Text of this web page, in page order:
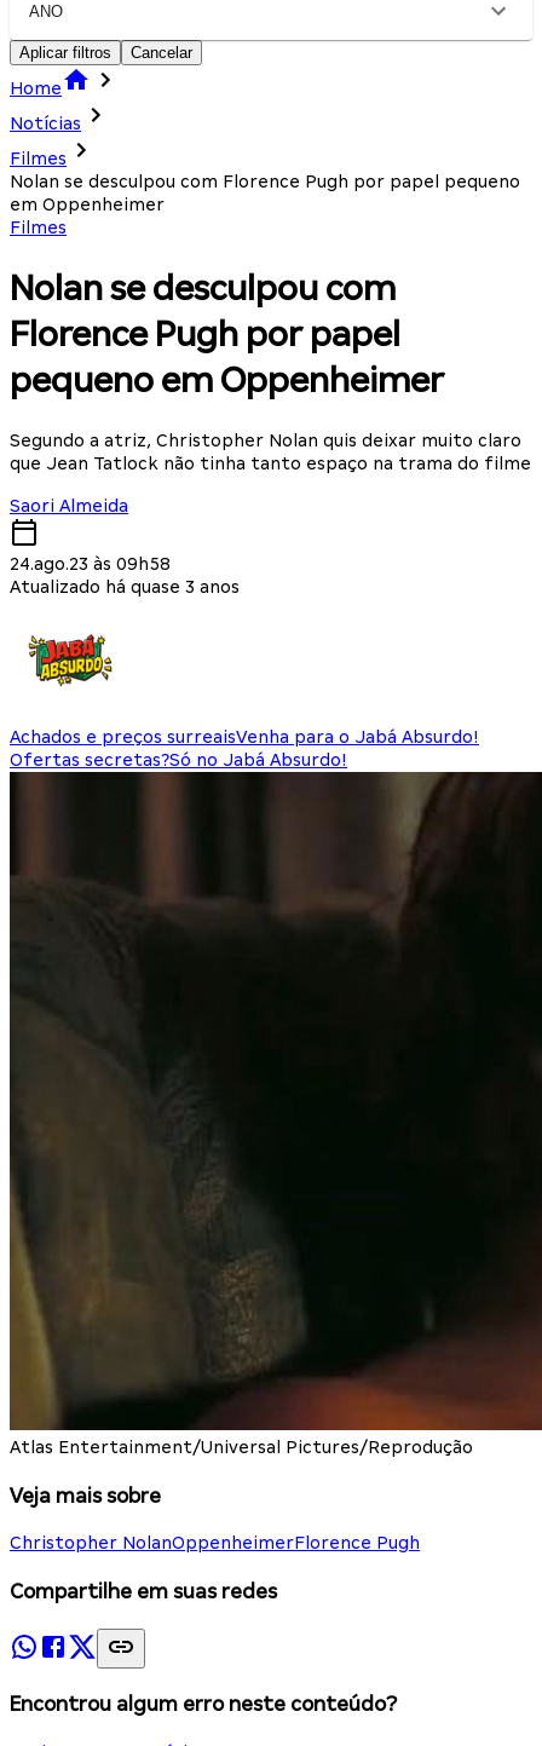
ANO
Aplicar filtros Cancelar
Home
Notícias
Filmes
Nolan se desculpou com Florence Pugh por papel pequeno
em Oppenheimer
Filmes
Nolan se desculpou com
Florence Pugh por papel
pequeno em Oppenheimer
Segundo a atriz, Christopher Nolan quis deixar muito claro
que Jean Tatlock não tinha tanto espaço na trama do filme
Saori Almeida
24.ago.23 às 09h58
Atualizado há quase 3 anos
Achados e preços surreaisVenha para o Jabá Absurdo!
Ofertas secretas?Só no Jabá Absurdo!
Atlas Entertainment/Universal Pictures/Reprodução
Veja mais sobre
Christopher NolanOppenheimerFlorence Pugh
Compartilhe em suas redes
Encontrou algum erro neste conteúdo?